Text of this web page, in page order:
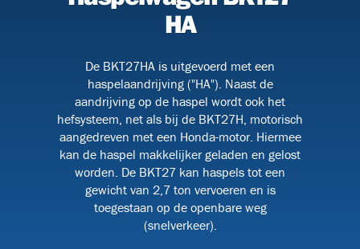
HA
De BKT27HA is uitgevoerd met een
haspelaandrijving ("HA"). Naast de
aandrijving op de haspel wordt ook het
hefsysteem, net als bij de BKT27H, motorisch
aangedreven met een Honda-motor. Hiermee
kan de haspel makkelijker geladen en gelost
worden. De BKT27 kan haspels tot een
gewicht van 2,7 ton vervoeren en is
toegestaan op de openbare weg
(snelverkeer).